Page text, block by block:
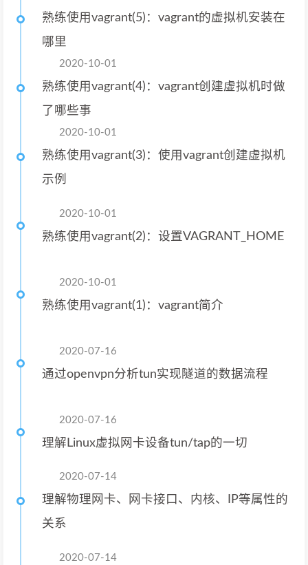
熟练使用vagrant(5)：vagrant的虚拟机安装在
哪里
2020-10-01
熟练使用vagrant(4)：vagrant创建虚拟机时做
了哪些事
2020-10-01
熟练使用vagrant(3)：使用vagrant创建虚拟机
示例
2020-10-01
熟练使用vagrant(2)：设置VAGRANT_HOME
2020-10-01
熟练使用vagrant(1)：vagrant简介
2020-07-16
通过openvpn分析tun实现隧道的数据流程
2020-07-16
理解Linux虚拟网卡设备tun/tap的一切
2020-07-14
理解物理网卡、网卡接口、内核、IP等属性的
关系
2020-07-14